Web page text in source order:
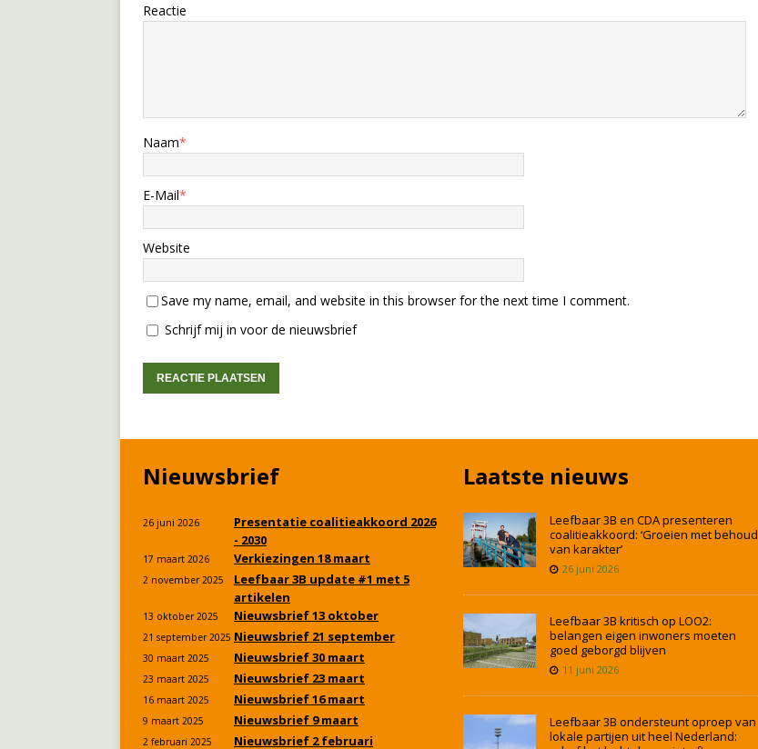
Reactie
Naam*
E-Mail*
Website
Save my name, email, and website in this browser for the next time I comment.
Schrijf mij in voor de nieuwsbrief
Nieuwsbrief
26 juni 2026
Presentatie coalitieakkoord 2026
- 2030
17 maart 2026 Verkiezingen 18 maart
2 november 2025
Leefbaar 3B update #1 met 5
artikelen
13 oktober 2025 Nieuwsbrief 13 oktober
21 september 2025 Nieuwsbrief 21 september
30 maart 2025 Nieuwsbrief 30 maart
23 maart 2025 Nieuwsbrief 23 maart
16 maart 2025 Nieuwsbrief 16 maart
9 maart 2025 Nieuwsbrief 9 maart
2 februari 2025 Nieuwsbrief 2 februari
Laatste nieuws
Leefbaar 3B en CDA presenteren
coalitieakkoord: ‘Groeien met behoud
van karakter’
26 juni 2026
Leefbaar 3B kritisch op LOO2:
belangen eigen inwoners moeten
goed geborgd blijven
11 juni 2026
Leefbaar 3B ondersteunt oproep van
lokale partijen uit heel Nederland: